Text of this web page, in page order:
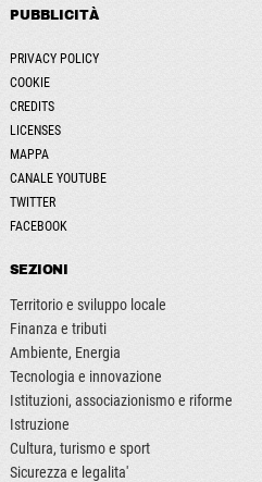
PUBBLICITÀ
PRIVACY POLICY
COOKIE
CREDITS
LICENSES
MAPPA
CANALE YOUTUBE
TWITTER
FACEBOOK
SEZIONI
Territorio e sviluppo locale
Finanza e tributi
Ambiente, Energia
Tecnologia e innovazione
Istituzioni, associazionismo e riforme
Istruzione
Cultura, turismo e sport
Sicurezza e legalita'